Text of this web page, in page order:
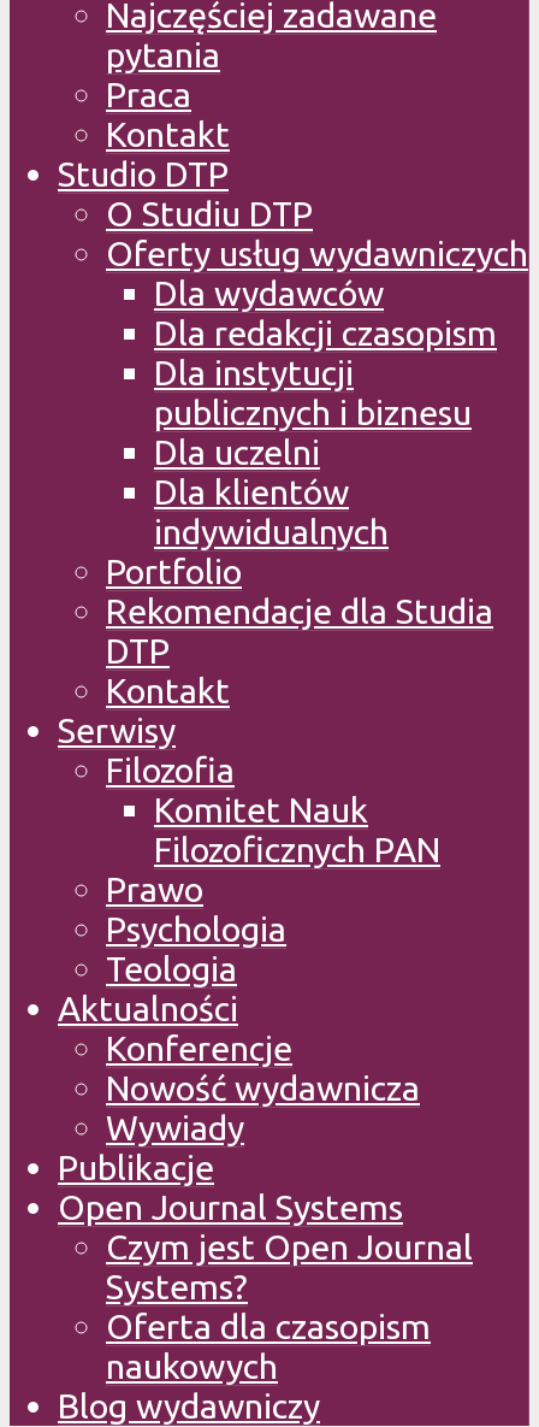
Najczęściej zadawane
pytania
Praca
Kontakt
Studio DTP
O Studiu DTP
Oferty usług wydawniczych
Dla wydawców
Dla redakcji czasopism
Dla instytucji
publicznych i biznesu
Dla uczelni
Dla klientów
indywidualnych
Portfolio
Rekomendacje dla Studia
DTP
Kontakt
Serwisy
Filozofia
Komitet Nauk
Filozoficznych PAN
Prawo
Psychologia
Teologia
Aktualności
Konferencje
Nowość wydawnicza
Wywiady
Publikacje
Open Journal Systems
Czym jest Open Journal
Systems?
Oferta dla czasopism
naukowych
Blog wydawniczy